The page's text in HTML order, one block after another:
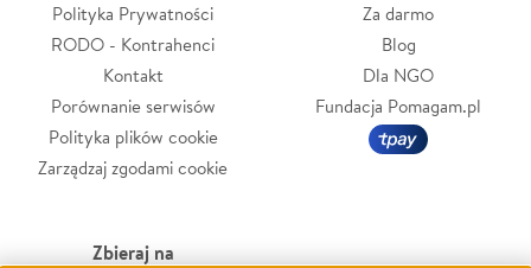
Polityka Prywatności
RODO - Kontrahenci
Kontakt
Porównanie serwisów
Polityka plików cookie
Zarządzaj zgodami cookie
Za darmo
Blog
Dla NGO
Fundacja Pomagam.pl
Zbieraj na